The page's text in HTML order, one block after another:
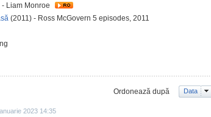
- Liam Monroe
(2011) - Ross McGovern 5 episodes, 2011
Ordonează după Data
2023 14:35